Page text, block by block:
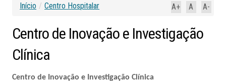
A-
A
A+
Início / Centro Hospitalar
Centro de Inovação e Investigação
Clínica
Centro de Inovação e Investigação Clínica